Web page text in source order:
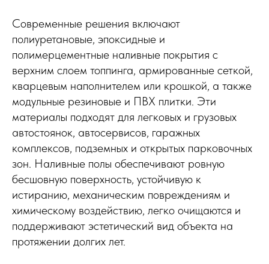
Современные решения включают
полиуретановые, эпоксидные и
полимерцементные наливные покрытия с
верхним слоем топпинга, армированные сеткой,
кварцевым наполнителем или крошкой, а также
модульные резиновые и ПВХ плитки. Эти
материалы подходят для легковых и грузовых
автостоянок, автосервисов, гаражных
комплексов, подземных и открытых парковочных
зон. Наливные полы обеспечивают ровную
бесшовную поверхность, устойчивую к
истиранию, механическим повреждениям и
химическому воздействию, легко очищаются и
поддерживают эстетический вид объекта на
протяжении долгих лет.